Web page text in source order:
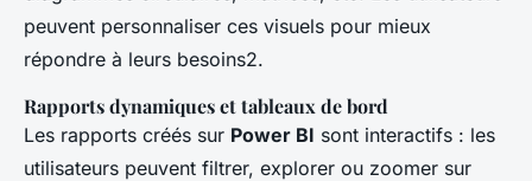
peuvent personnaliser ces visuels pour mieux
répondre à leurs besoins2.
Rapports dynamiques et tableaux de bord
Les rapports créés sur Power BI sont interactifs : les
utilisateurs peuvent filtrer, explorer ou zoomer sur